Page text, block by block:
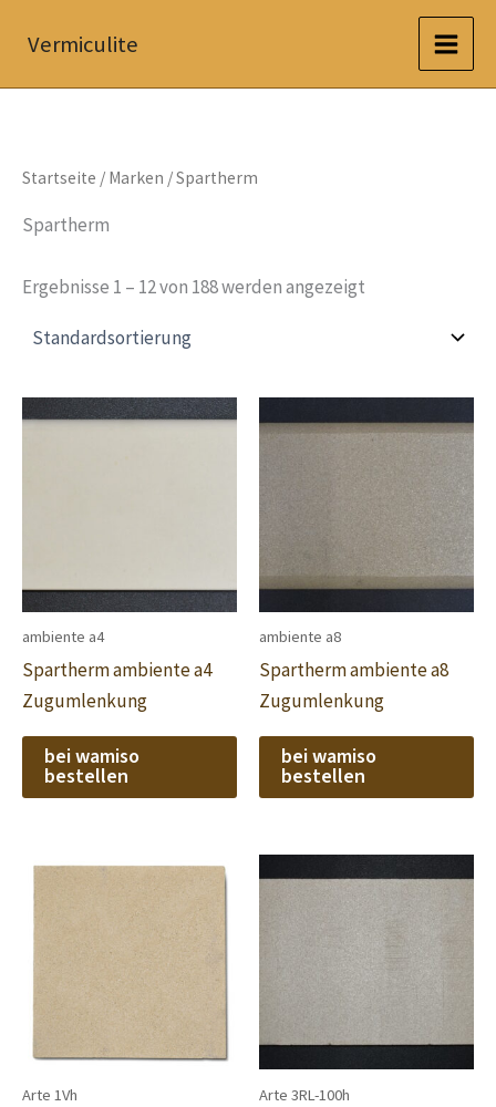
InhaltVermiculite
Startseite / Marken / Spartherm
Spartherm
Ergebnisse 1 – 12 von 188 werden angezeigt
ambiente a4
Spartherm ambiente a4
Zugumlenkung
bei wamiso
bestellen
ambiente a8
Spartherm ambiente a8
Zugumlenkung
bei wamiso
bestellen
Arte 1Vh Arte 3RL-100h